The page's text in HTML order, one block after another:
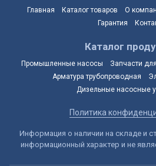
Главная Каталог товаров О
Гарантия
Каталог
Промышленные насосы
Запчасти
Арматура трубопроводная
Дизельные насосные
Политика
Информация о наличии на складе и
информационный характер и не